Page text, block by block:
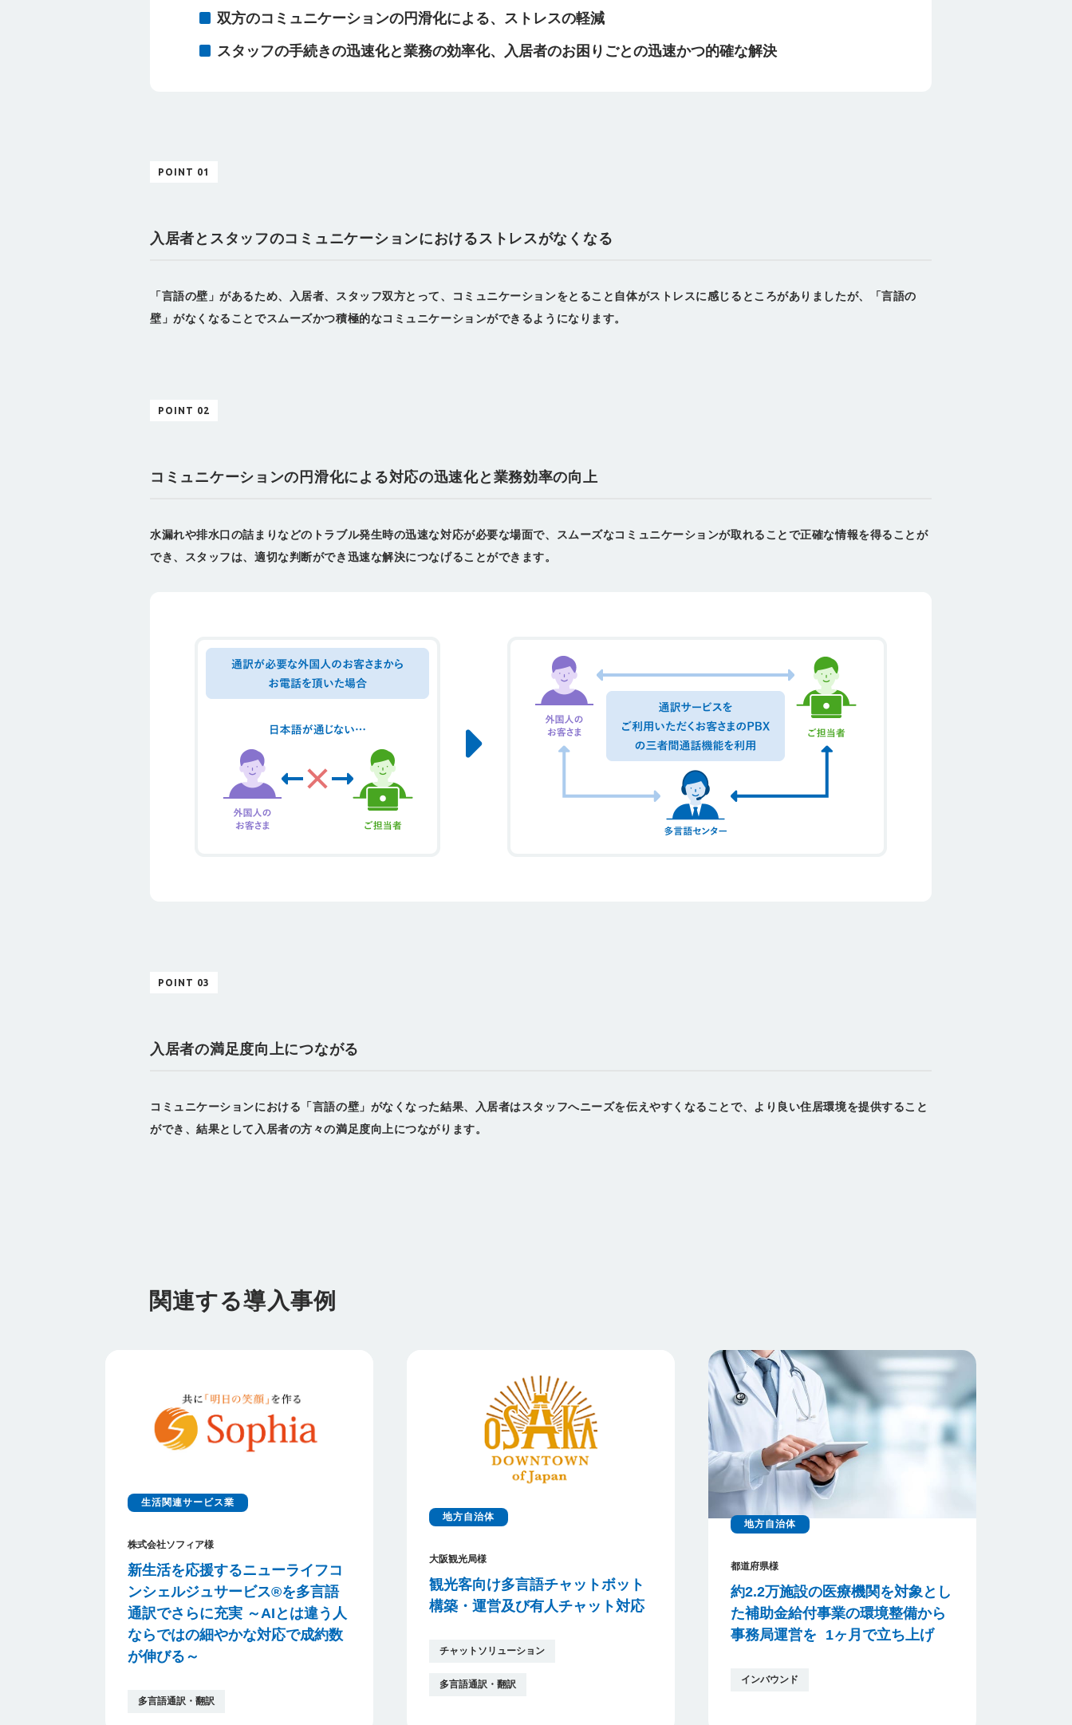
双方のコミュニケーションの円滑化による、ストレスの軽減
スタッフの手続きの迅速化と業務の効率化、入居者のお困りごとの迅速かつ的確な解決
POINT 01
入居者とスタッフのコミュニケーションにおけるストレスがなくなる
「言語の壁」があるため、入居者、スタッフ双方とって、コミュニケーションをとること自体がストレスに感じるところがありましたが、「言語の
壁」がなくなることでスムーズかつ積極的なコミュニケーションができるようになります。
POINT 02
コミュニケーションの円滑化による対応の迅速化と業務効率の向上
水漏れや排水口の詰まりなどのトラブル発生時の迅速な対応が必要な場面で、スムーズなコミュニケーションが取れることで正確な情報を得ることが
でき、スタッフは、適切な判断ができ迅速な解決につなげることができます。
POINT 03
入居者の満足度向上につながる
コミュニケーションにおける「言語の壁」がなくなった結果、入居者はスタッフへニーズを伝えやすくなることで、より良い住居環境を提供すること
ができ、結果として入居者の方々の満足度向上につながります。
関連する導入事例
生活関連サービス業
株式会社ソフィア様
新生活を応援するニューライフコ
ンシェルジュサービス®を多言語
通訳でさらに充実 ～AIとは違う人
ならではの細やかな対応で成約数
が伸びる～
多言語通訳・翻訳
地方自治体
大阪観光局様
観光客向け多言語チャットボット
構築・運営及び有人チャット対応
チャットソリューション
多言語通訳・翻訳
地方自治体
都道府県様
約2.2万施設の医療機関を対象とし
た補助金給付事業の環境整備から
事務局運営を 1ヶ月で立ち上げ
インバウンド